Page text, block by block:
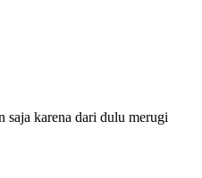
saja karena dari dulu merugi